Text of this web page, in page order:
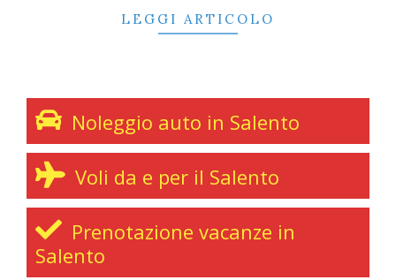
LEGGI ARTICOLO
Noleggio auto in Salento
Voli da e per il Salento
Prenotazione vacanze in
Salento